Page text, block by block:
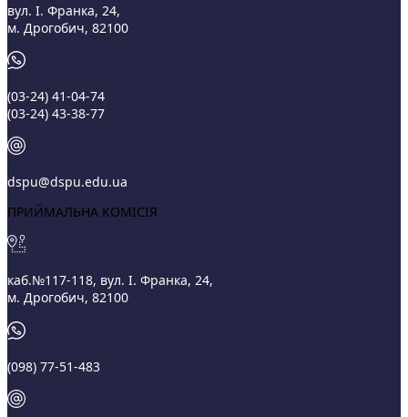
вул. І. Франка, 24,
м. Дрогобич, 82100
(03‑24) 41‑04‑74
(03‑24) 43‑38‑77
dspu@dspu.edu.ua
ПРИЙМАЛЬНА КОМІСІЯ
каб.№117-118, вул. І. Франка, 24,
м. Дрогобич, 82100
(098) 77-51-483